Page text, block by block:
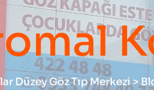
Düzey Göz Tıp Merkezi>